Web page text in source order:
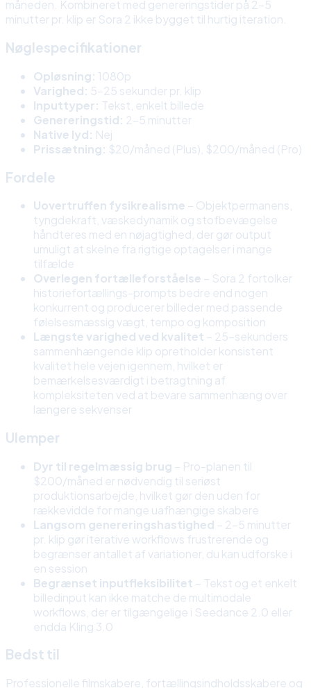
måneden. Kombineret med genereringstider på 2-5
minutter pr. klip er Sora 2 ikke bygget til hurtig iteration.
Nøglespecifikationer
Opløsning: 1080p
Varighed: 5-25 sekunder pr. klip
Inputtyper: Tekst, enkelt billede
Genereringstid: 2-5 minutter
Native lyd: Nej
Prissætning: $20/måned (Plus), $200/måned (Pro)
Fordele
Uovertruffen fysikrealisme – Objektpermanens,
tyngdekraft, væskedynamik og stofbevægelse
håndteres med en nøjagtighed, der gør output
umuligt at skelne fra rigtige optagelser i mange
tilfælde
Overlegen fortælleforståelse – Sora 2 fortolker
historiefortællings-prompts bedre end nogen
konkurrent og producerer billeder med passende
følelsesmæssig vægt, tempo og komposition
Længste varighed ved kvalitet – 25-sekunders
sammenhængende klip opretholder konsistent
kvalitet hele vejen igennem, hvilket er
bemærkelsesværdigt i betragtning af
kompleksiteten ved at bevare sammenhæng over
længere sekvenser
Ulemper
Dyr til regelmæssig brug – Pro-planen til
$200/måned er nødvendig til seriøst
produktionsarbejde, hvilket gør den uden for
rækkevidde for mange uafhængige skabere
Langsom genereringshastighed – 2-5 minutter
pr. klip gør iterative workflows frustrerende og
begrænser antallet af variationer, du kan udforske i
en session
Begrænset inputfleksibilitet – Tekst og et enkelt
billedinput kan ikke matche de multimodale
workflows, der er tilgængelige i Seedance 2.0 eller
endda Kling 3.0
Bedst til
Professionelle filmskabere, fortællingsindholdsskabere og